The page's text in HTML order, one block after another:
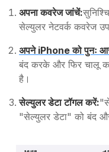
अपना कवरेज जांचें:
सेल्युलर नेटवर्क कवरेज
अपने iPhone को पुनः
बंद करके और फिर चालू
है।
सेल्युलर डेटा टॉगल करें:
"सेल्युलर डेटा" को बंद